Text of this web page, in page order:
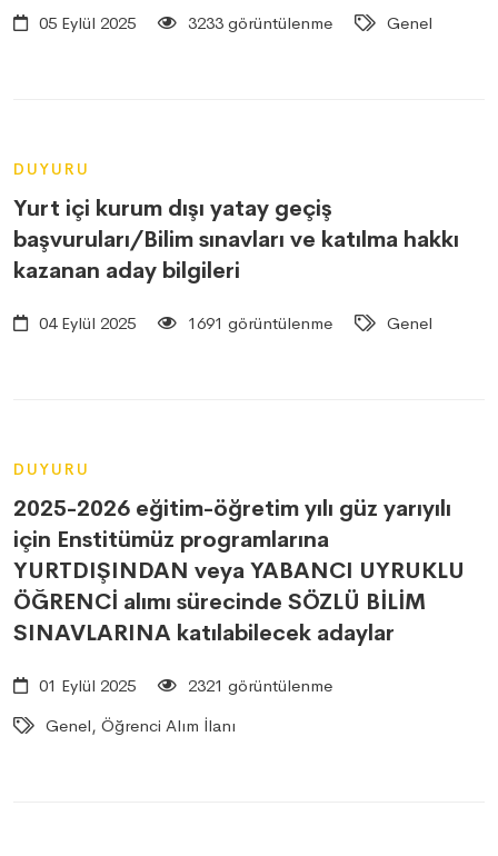
05 Eylül 2025 3233 görüntülenme Genel
DUYURU
Yurt içi kurum dışı yatay geçiş
başvuruları/Bilim sınavları ve katılma hakkı
kazanan aday bilgileri
04 Eylül 2025 1691 görüntülenme Genel
DUYURU
2025-2026 eğitim-öğretim yılı güz yarıyılı
için Enstitümüz programlarına
YURTDIŞINDAN veya YABANCI UYRUKLU
ÖĞRENCİ alımı sürecinde SÖZLÜ BİLİM
SINAVLARINA katılabilecek adaylar
01 Eylül 2025
2321 görüntülenme
Genel, Öğrenci Alım İlanı